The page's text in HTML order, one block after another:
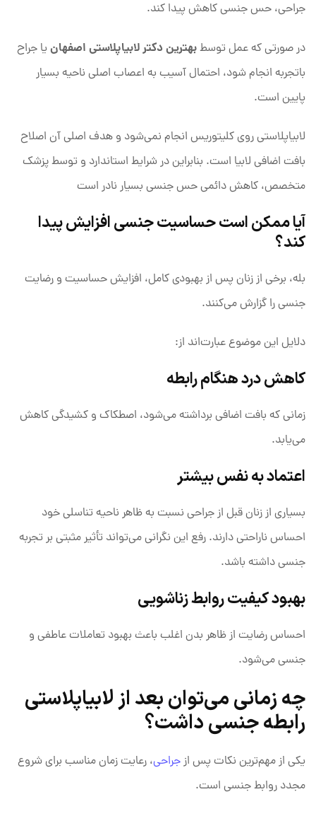
جراحی، حس جنسی کاهش پیدا کند.
در صورتی که عمل توسطبهترین دکتر لابیاپلاستی اصفهانیا جراح
باتجربه انجام شود، احتمال آسیب به اعصاب اصلی ناحیه بسیار
پایین است.
لابیاپلاستی روی کلیتوریس انجام نمی‌شود و هدف اصلی آن اصلاح
بافت اضافی لابیا است. بنابراین در شرایط استاندارد و توسط پزشک
متخصص، کاهش دائمی حس جنسی بسیار نادر است
آیا ممکن است حساسیت جنسی افزایش پیدا
کند؟
بله، برخی از زنان پس از بهبودی کامل، افزایش حساسیت و رضایت
جنسی را گزارش می‌کنند.
دلایل این موضوع عبارت‌اند از:
کاهش درد هنگام رابطه
زمانی که بافت اضافی برداشته می‌شود، اصطکاک و کشیدگی کاهش
می‌یابد.
اعتماد به نفس بیشتر
بسیاری از زنان قبل از جراحی نسبت به ظاهر ناحیه تناسلی خود
احساس ناراحتی دارند. رفع این نگرانی می‌تواند تأثیر مثبتی بر تجربه
جنسی داشته باشد.
بهبود کیفیت روابط زناشویی
احساس رضایت از ظاهر بدن اغلب باعث بهبود تعاملات عاطفی و
جنسی می‌شود.
چه زمانی می‌توان بعد از لابیاپلاستی
رابطه جنسی داشت؟
یکی از مهم‌ترین نکات پس ازجراحی، رعایت زمان مناسب برای شروع
مجدد روابط جنسی است.